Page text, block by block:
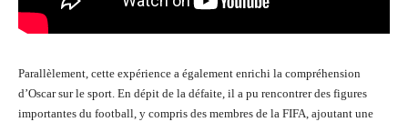
Parallèlement, cette expérience a également enrichi la compréhension
d’Oscar sur le sport. En dépit de la défaite, il a pu rencontrer des figures
importantes du football, y compris des membres de la FIFA, ajoutant une